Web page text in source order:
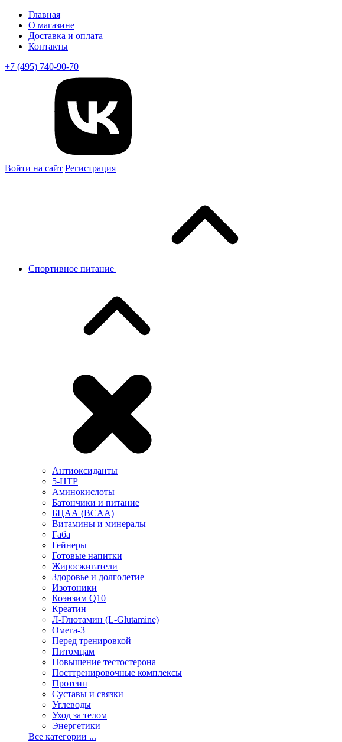
Главная
О магазине
Доставка и оплата
Контакты
+7 (495) 740-90-70
Войти на сайт Регистрация
Спортивное питание
Антиоксиданты
5-HTP
Аминокислоты
Батончики и питание
БЦАА (BCAA)
Витамины и минералы
Габа
Гейнеры
Готовые напитки
Жиросжигатели
Здоровье и долголетие
Изотоники
Коэнзим Q10
Креатин
Л-Глютамин (L-Glutamine)
Омега-3
Перед тренировкой
Питомцам
Повышение тестостерона
Посттренировочные комплексы
Протеин
Суставы и связки
Углеводы
Уход за телом
Энергетики
Все категории ...